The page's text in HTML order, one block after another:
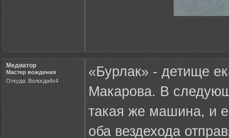
Медиатор
Мастер вождения
Откуда: Вологда4х4
«Бурлак» - детище
Макарова. В
такая же машина, и
оба вездехода